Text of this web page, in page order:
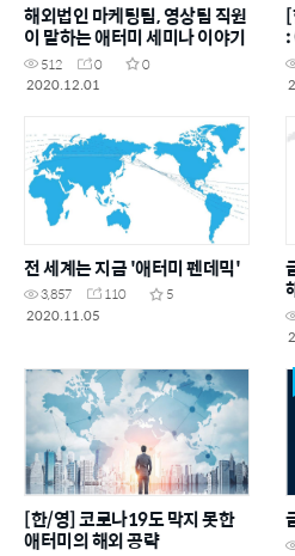
해외법인 마케팅팀, 영상팀 직원
이 말하는 애터미 세미나 이야기
512 0
0
2020.12.01
[
:
전 세계는 지금 '애터미 펜데믹'
3,857 110
5
2020.11.05
[한/영] 코로나19도 막지 못한
애터미의 해외 공략